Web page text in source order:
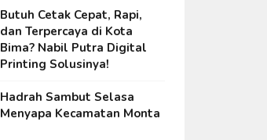
Butuh Cetak Cepat, Rapi,
dan Terpercaya di Kota
Bima? Nabil Putra Digital
Printing Solusinya!
Hadrah Sambut Selasa
Menyapa Kecamatan Monta